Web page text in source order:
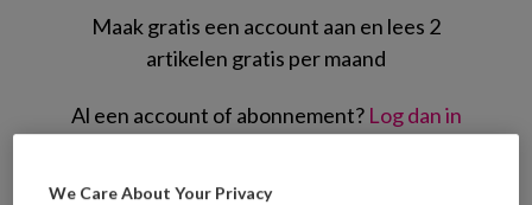
Maak gratis een account aan en lees 2
artikelen gratis per maand
Al een account of abonnement? Log dan in
Wat
We Care About Your Privacy